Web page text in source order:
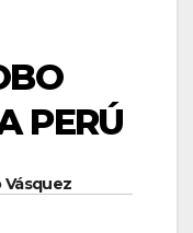
PERÚ
Vásquez